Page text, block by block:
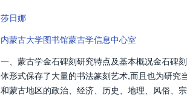
莎日娜
内蒙古大学图书馆蒙古学信息中心室
一、蒙古学金石碑刻研究特点及基本概况金石碑
体形式保存了大量的书法篆刻艺术,而且也为研
和蒙古地区的政治、经济、历史、地理、风俗、